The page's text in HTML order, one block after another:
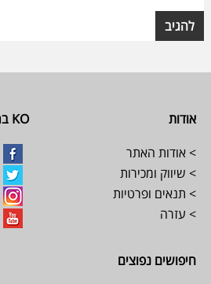
Footer
אודות
> אודות האתר
> שיווק ומכירות
> תנאים ופרטיות
> עזרה
KO ברשת
חיפושים נפוצים